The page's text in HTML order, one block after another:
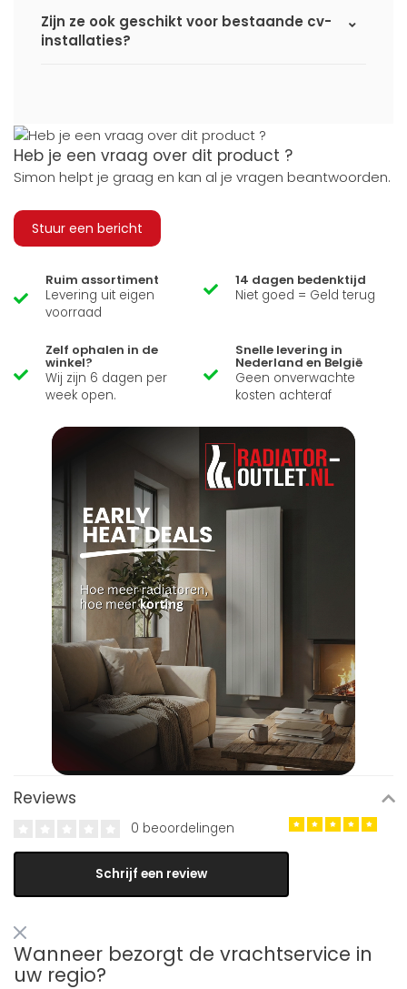
Zijn ze ook geschikt voor bestaande cv-
installaties?
Heb je een vraag over dit product ?
Simon helpt je graag en kan al je vragen beantwoorden.
Stuur een bericht
Ruim assortiment
Levering uit eigen
voorraad
14 dagen bedenktijd
Niet goed = Geld terug
Zelf ophalen in de
winkel?
Wij zijn 6 dagen per
week open.
Snelle levering in
Nederland en België
Geen onverwachte
kosten achteraf
Reviews
0 beoordelingen
Schrijf een review
Wanneer bezorgt de vrachtservice in
uw regio?